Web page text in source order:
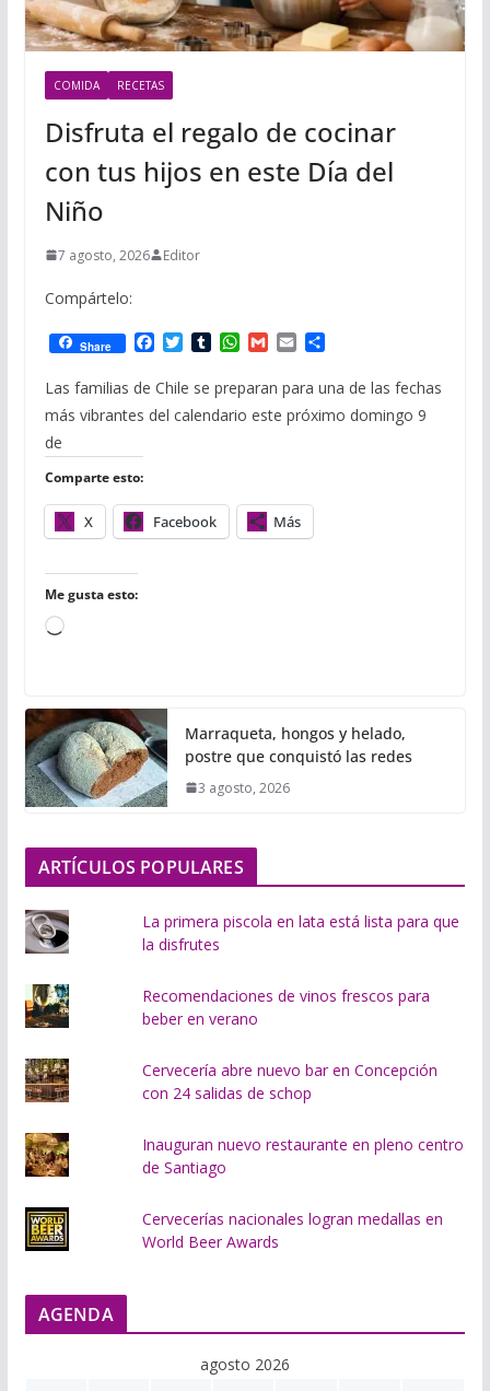
COMIDA RECETAS
Disfruta el regalo de cocinar
con tus hijos en este Día del
Niño
7 agosto, 2026 Editor
Compártelo:
Share
F
c
e
b
T
i
t
t
T
m
b
l
W
a
t
s
G
a
i
l
E
a
i
l
C
m
p
a
Las familias de Chile se preparan para una de las fechas
más vibrantes del calendario este próximo domingo 9
de
Comparte esto:
X Facebook Más
Me gusta esto:
C
g
a
n
d
.
.
Marraqueta, hongos y helado,
postre que conquistó las redes
3 agosto, 2026
ARTÍCULOS POPULARES
La primera piscola en lata está lista para que
la disfrutes
Recomendaciones de vinos frescos para
beber en verano
Cervecería abre nuevo bar en Concepción
con 24 salidas de schop
Inauguran nuevo restaurante en pleno centro
de Santiago
Cervecerías nacionales logran medallas en
World Beer Awards
AGENDA
agosto 2026